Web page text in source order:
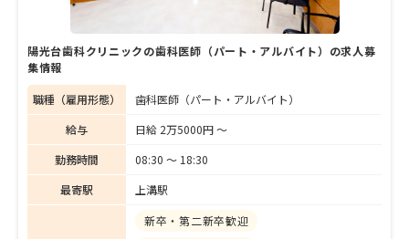
陽光台歯科クリニックの歯科医師（パート・アルバイト）の求人募
集情報
職種（雇用形態）
歯科医師（パート・アルバイト）
給与
日給 2万5000円 〜
勤務時間
08:30 〜 18:30
最寄駅
上溝駅
新卒・第二新卒歓迎